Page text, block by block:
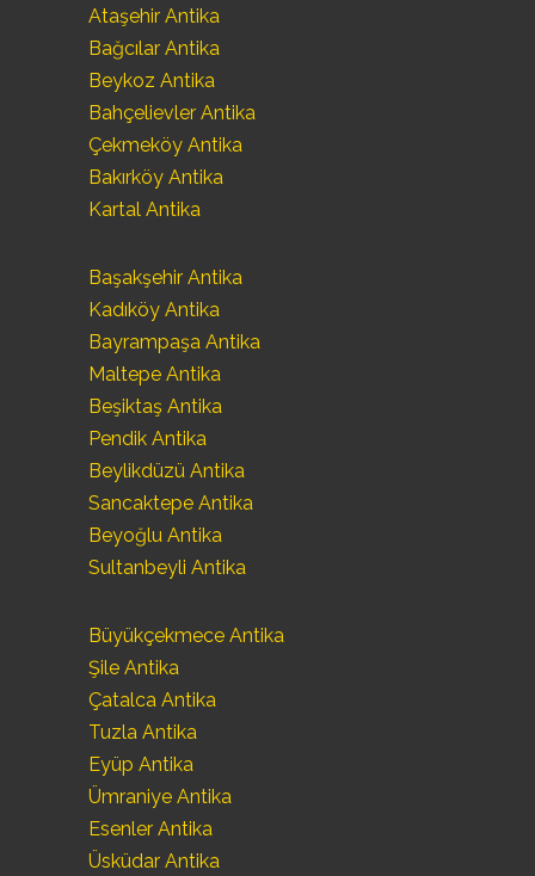
Ataşehir Antika
Bağcılar Antika
Beykoz Antika
Bahçelievler Antika
Çekmeköy Antika
Bakırköy Antika
Kartal Antika
Başakşehir Antika
Kadıköy Antika
Bayrampaşa Antika
Maltepe Antika
Beşiktaş Antika
Pendik Antika
Beylikdüzü Antika
Sancaktepe Antika
Beyoğlu Antika
Sultanbeyli Antika
Büyükçekmece Antika
Şile Antika
Çatalca Antika
Tuzla Antika
Eyüp Antika
Ümraniye Antika
Esenler Antika
Üsküdar Antika